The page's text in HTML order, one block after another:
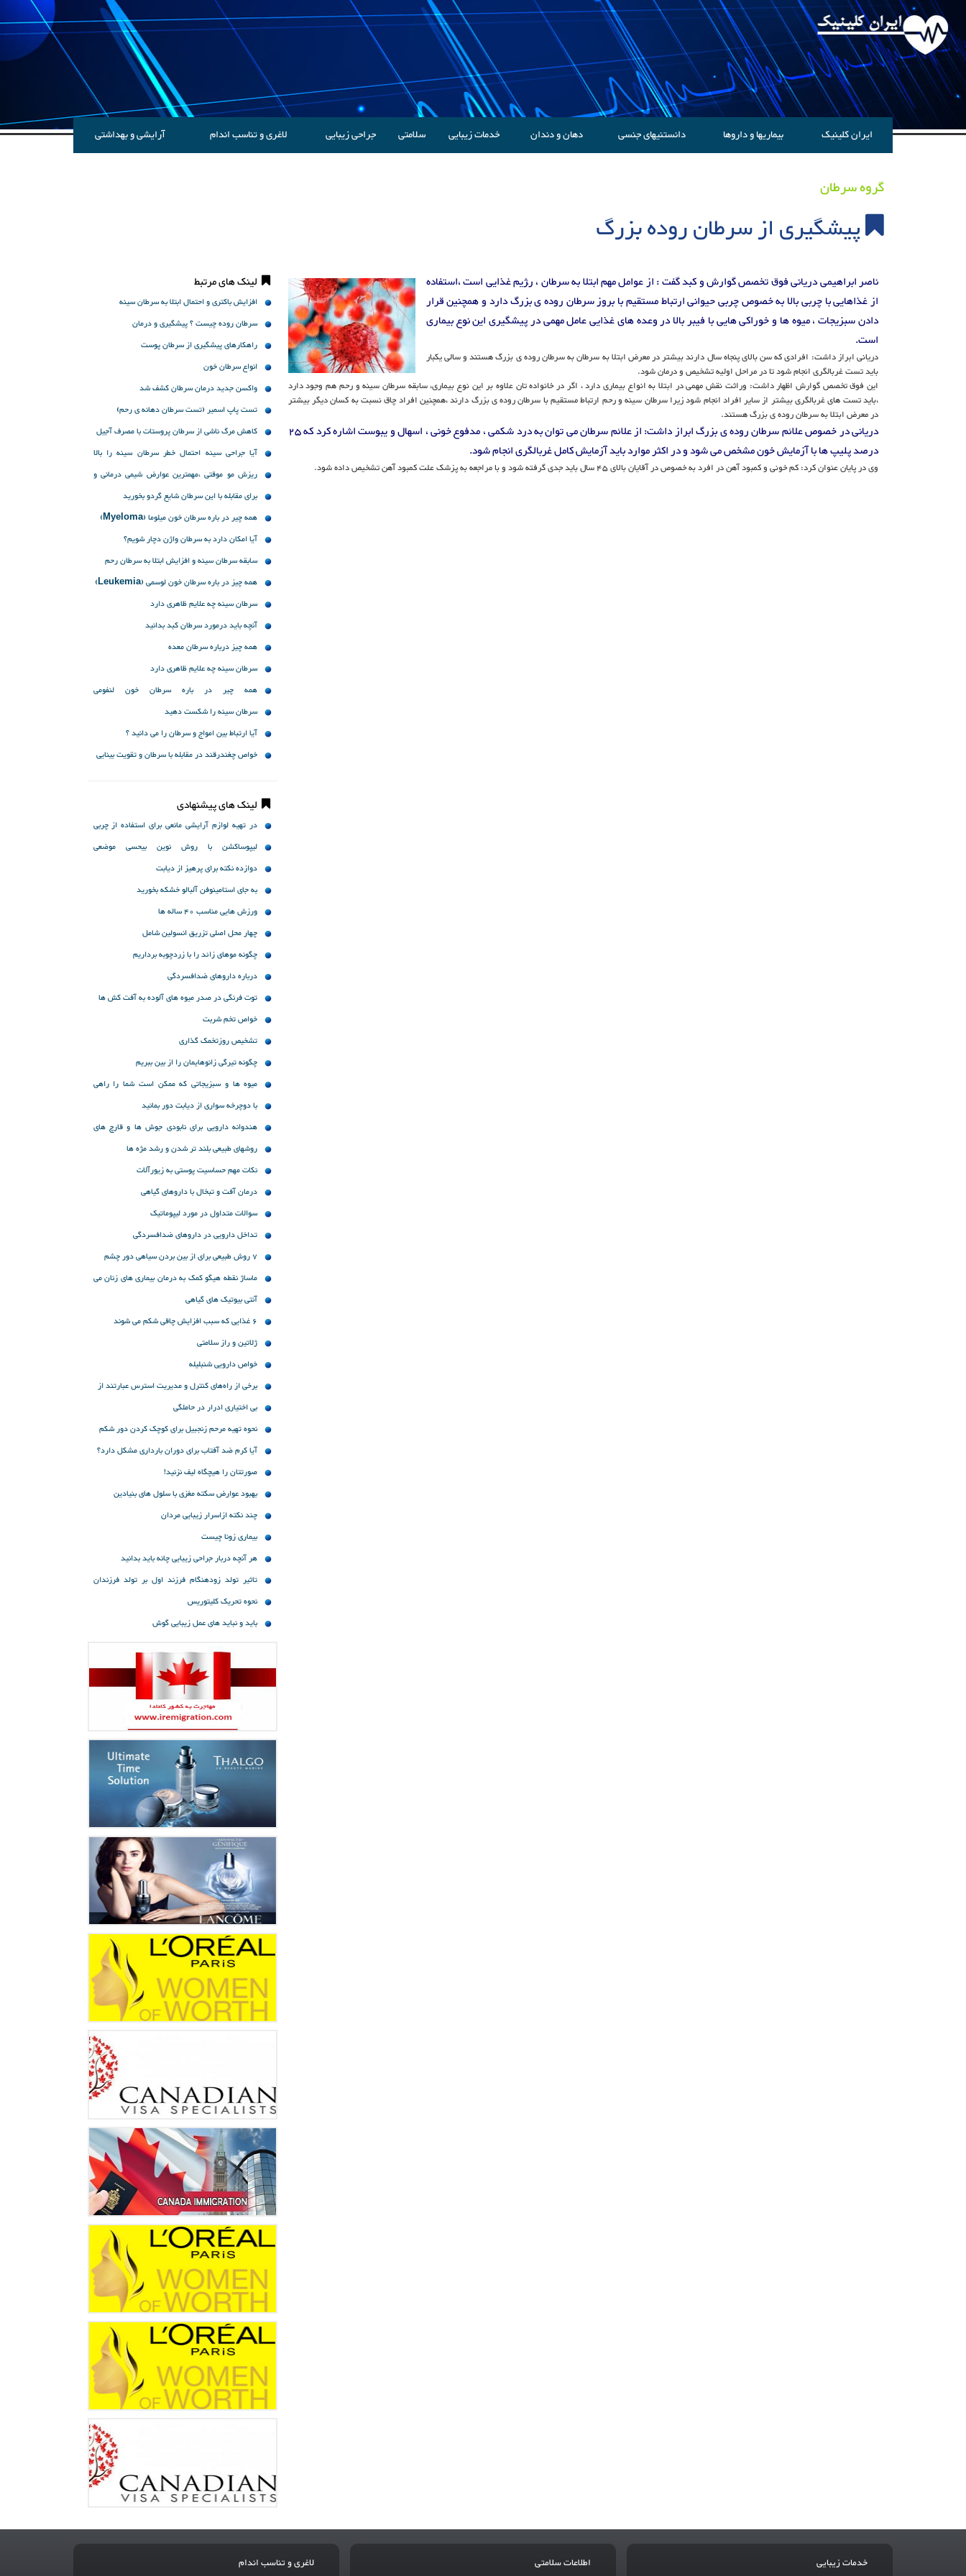
ایران کلینیک بیماریها و داروها دانستنیهای جنسی دهان و دندان خدمات زیبایی سلامتی جراحی زیبایی لاغری و تناسب اندام آرایشی و بهداشتی
گروه سرطان
پیشگیری از سرطان روده بزرگ
ناصر ابراهیمی دریانی فوق تخصص گوارش و کبد گفت : از عوامل مهم ابتلا به سرطان ، ر‍‍‍‍‍ژیم غذایی است ،استفاده
از غذاهایی با چربی بالا به خصوص چربی حیوانی ارتباط مستقیم با بروز سرطان روده ی بزرگ دارد و همچنین قرار
دادن سبزیجات ، میوه ها و خوراکی هایی با فیبر بالا در وعده های غذایی عامل مهمی در پیشگیری این نوع بیماری
است.
دریانی ابراز داشت: افرادی که سن بالای پنجاه سال دارند بیشتر در معرض ابتلا به سرطان به سرطان روده ی بزرگ هستند و سالی یکبار
باید تست غربالگری انجام شود تا در مراحل اولیه تشخیص و درمان شود.
این فوق تخصص گوارش اظهار داشت: وراثت نقش مهمی در ابتلا به انواع بیماری دارد ، اگر در خانواده تان علاوه بر این نوع بیماری، سابقه سرطان سینه و رحم هم وجود دارد
،باید تست های غربالگری بیشتر از سایر افراد انجام شود زیرا سرطان سینه و رحم ارتباط مستقیم با سرطان روده ی بزرگ دارند ،همچنین افراد چاق نسبت به کسان دیگر بیشتر
در معرض ابتلا به سرطان روده ی بزرگ هستند.
دریانی در خصوص علائم سرطان روده ی بزرگ ابراز داشت: از علائم سرطان می توان به درد شکمی ، مدفوع خونی ، اسهال و یبوست اشاره کرد که 25
درصد پلیپ ها با آزمایش خون مشخص می شود و در اکثر موارد باید آزمایش کامل غربالگری انجام شود.
وی در پایان عنوان کرد: کم خونی و کمبود آهن در افرد به خصوص در آقایان بالای 45 سال باید جدی گرفته شود و با مراجعه به پزشک علت کمبود آهن تشخیص داده شود.
لینک های مرتبط
افزایش باکتری و احتمال ابتلا به سرطان سینه
سرطان روده چیست ؟ پیشگیری و درمان
راهکارهای پیشگیری از سرطان پوست
انواع سرطان خون
واکسن جدید درمان سرطان کشف شد
تست پاپ اسمیر (تست سرطان دهانه ی رحم)
کاهش مرگ ناشی از سرطان پروستات با مصرف آجیل
آیا جراحی سینه احتمال خطر سرطان سینه را بالا
میبرد؟
ریزش مو موقتی ،مهمترین عوارض شیمی درمانی و
رادیوتراپی
برای مقابله با این سرطان شایع گردو بخورید
همه چیر در باره سرطان خون میلوما (Myeloma)
آیا امکان دارد به سرطان واژن دچار شویم؟
سابقه سرطان سینه و افزایش ابتلا به سرطان رحم
همه چیز در باره سرطان خون لوسمی (Leukemia)
سرطان سینه چه علایم ظاهری دارد
آنچه باید درمورد سرطان کبد بدانید
همه چیز درباره سرطان معده
سرطان سینه چه علایم ظاهری دارد
همه چیر در باره سرطان خون لنفومی
(Lymphoma)سرطان سینه را شکست دهید
آیا ارتباط بین امواج و سرطان را می دانید ؟
خواص چغندرقند در مقابله با سرطان و تقویت بینایی
لینک های پیشنهادی
در تهیه لوازم آرایشی مانعی برای استفاده از چربی
حیوانی وجود ندارد
لیپوساكشن با روش نوین بیحسی موضعی
Tumescent liposuction
دوازده نکته برای پرهیز از دیابت
به جای استامینوفن آلبالو خشکه بخورید
ورزش هایی مناسب 40 ساله ها
چهار محل اصلی تزریق انسولین شامل
چگونه موهای زائد را با زردچوبه برداریم
درباره داروهای ضدافسردگی
توت فرنگی در صدر میوه های آلوده به آفت کش ها
خواص تخم شربت
تشخیص روزتخمک گذاری
چگونه تیرگی زانوهایمان را از بین ببریم
میوه ها و سبزیجاتی که ممکن است شما را راهی
بیمارستان کند
با دوچرخه سواری از دیابت دور بمانید
هندوانه دارویی برای نابودی جوش ها و قارچ های
پوستی
روشهای طبیعی بلند تر شدن و رشد مژه ها
نکات مهم حساسیت پوستی به زیورآلات
درمان آفت و تبخال با داروهای گیاهی
سوالات متداول در مورد لیپوماتیک
تداخل دارویی در داروهای ضدافسردگی
7 روش طبیعی برای از بین بردن سیاهی دور چشم
ماساژ نقطه هیگو کمک به درمان بیماری های زنان می
کند
آنتی بیوتیک های گیاهی
۶ غذایی که سبب افزایش چاقی شکم می شوند
ژلاتین و راز سلامتی
خواص دارویی شنبلیله
برخی از راه‌های کنترل و مدیریت استرس عبارتند از
بی اختیاری ادرار در حاملگی
نحوه تهیه مرحم زنجبیل برای کوچک کردن دور شکم
آیا کرم ضد آفتاب برای دوران بارداری مشکل دارد؟
صورتتان را هیچگاه لیف نزنید!
بهبود عوارض سکته مغزی با سلول های بنیادین
چند نکته ازاسرار زیبایی مردان
بیماری زونا چیست
هر آنچه دربار جراحی زیبایی چانه باید بدانید
تاثیر تولد زودهنگام فرزند اول بر تولد فرزندان
بعدی
نحوه تحریک کلیتوریس
باید و نباید های عمل زیبایی گوش
خدمات زیبایی اطلاعات سلامتی لاغری و تناسب اندام